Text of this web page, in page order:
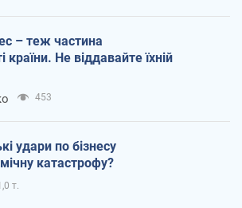
– теж частина
країни. Не віддавайте їхній
453
удари по бізнесу
катастрофу?
т.